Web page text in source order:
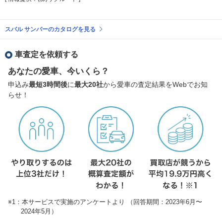
スバル サンバーのカタログを見る
車査定を依頼する
あなたの愛車、今いくら？
申込み最短3時間後に最大20社から愛車の査定結果をWebでお知
らせ！
※1：本サービスで実施のアンケートより （回答期間：2023年6月〜
2024年5月）